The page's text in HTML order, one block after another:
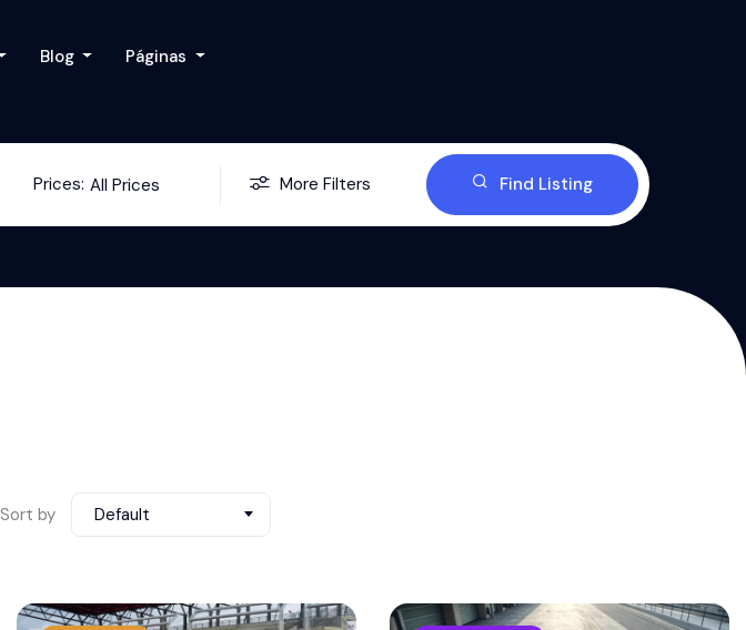
Blog Páginas
Prices: All Prices More Filters Find Listing
Sort by Default